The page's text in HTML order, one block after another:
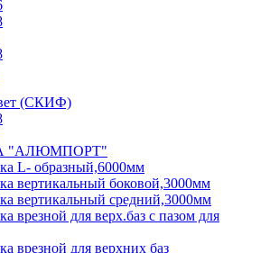
(СКИФ)
"АЛЮМПОРТ"
L- образный,6000мм
вертикальный боковой,3000мм
вертикальный средний,3000мм
врезной для верх.баз с пазом для
врезной для верхних баз